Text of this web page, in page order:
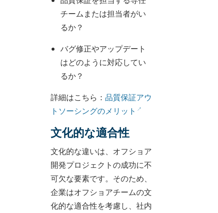
チームまたは担当者がい
るか？
バグ修正やアップデート
はどのように対応してい
るか？
詳細はこちら： 品質保証アウ
トソーシングのメリット
文化的な適合性
文化的な違いは、オフショア
開発プロジェクトの成功に不
可欠な要素です。そのため、
企業はオフショアチームの文
化的な適合性を考慮し、社内